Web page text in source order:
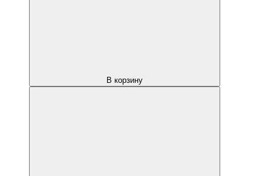
В корзину